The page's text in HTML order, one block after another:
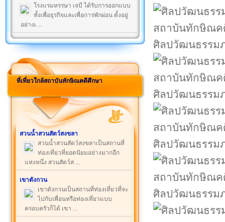
โรงแรมหรรษา เจบี ได้รับการออกแบบ
ทั้งเพื่อธุรกิจและเพื่อการพักผ่อน ตั้งอยู่
อย่างเ ...
ที่เที่ยวใกล้สถาบันทักษิณคดีศึกษา
สวนน้ำสวนสัตว์สงขลา
สวนน้ำสวนสัตว์สงขลาเป็นสถานที่
ท่องเที่ยวที่ยอดนิยมอย่างมากอีก
แห่งหนึ่ง สวนสัตว์ส ...
เขาตังกวน
เขาตังกวนเป็นสถานที่ท่องเที่ยวที่จะ
ไปกับเพื่อนหรือท่องเที่ยวแบบ
ครอบครัวก็ได้ เขา ...
ศิลปวัฒนธรรม
ศิลปวัฒนธรรม
ศิลปวัฒนธรรม
ศิลปวัฒนธรรม